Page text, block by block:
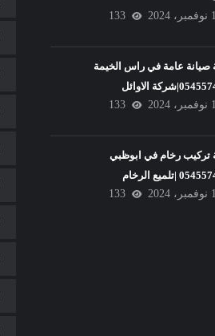
133
عامة في راس الخيمة
133
تركيب رخام في ابوظبي
133